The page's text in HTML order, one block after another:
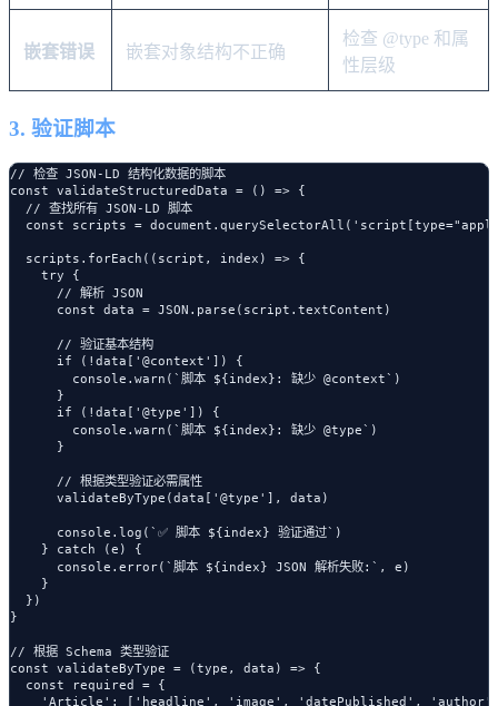
嵌套错误 嵌套对象结构不正确
检查 @type 和属
性层级
3. 验证脚本
// 检查 JSON-LD 结构化数据的脚本
const validateStructuredData = () => {
  // 查找所有 JSON-LD 脚本
const scripts =
  scripts.forEach((script, index) => {
    try {
      // 解析 JSON
      const data = JSON.parse(script.textContent)
      // 验证基本结构
      if (!data['@context']) {
        console.warn(`脚本 ${index}: 缺少 @context`)
      }
      if (!data['@type']) {
        console.warn(`脚本 ${index}: 缺少 @type`)
      }
      // 根据类型验证必需属性
      validateByType(data['@type'], data)
      console.log(`✅ 脚本 ${index} 验证通过`)
    } catch (e) {
      console.error(`脚本 ${index} JSON 解析失败:`, e)
    }
  })
}
// 根据 Schema 类型验证
const validateByType = (type, data) => {
  const required = {
'Article': ['headline', 'image', 'datePublished',